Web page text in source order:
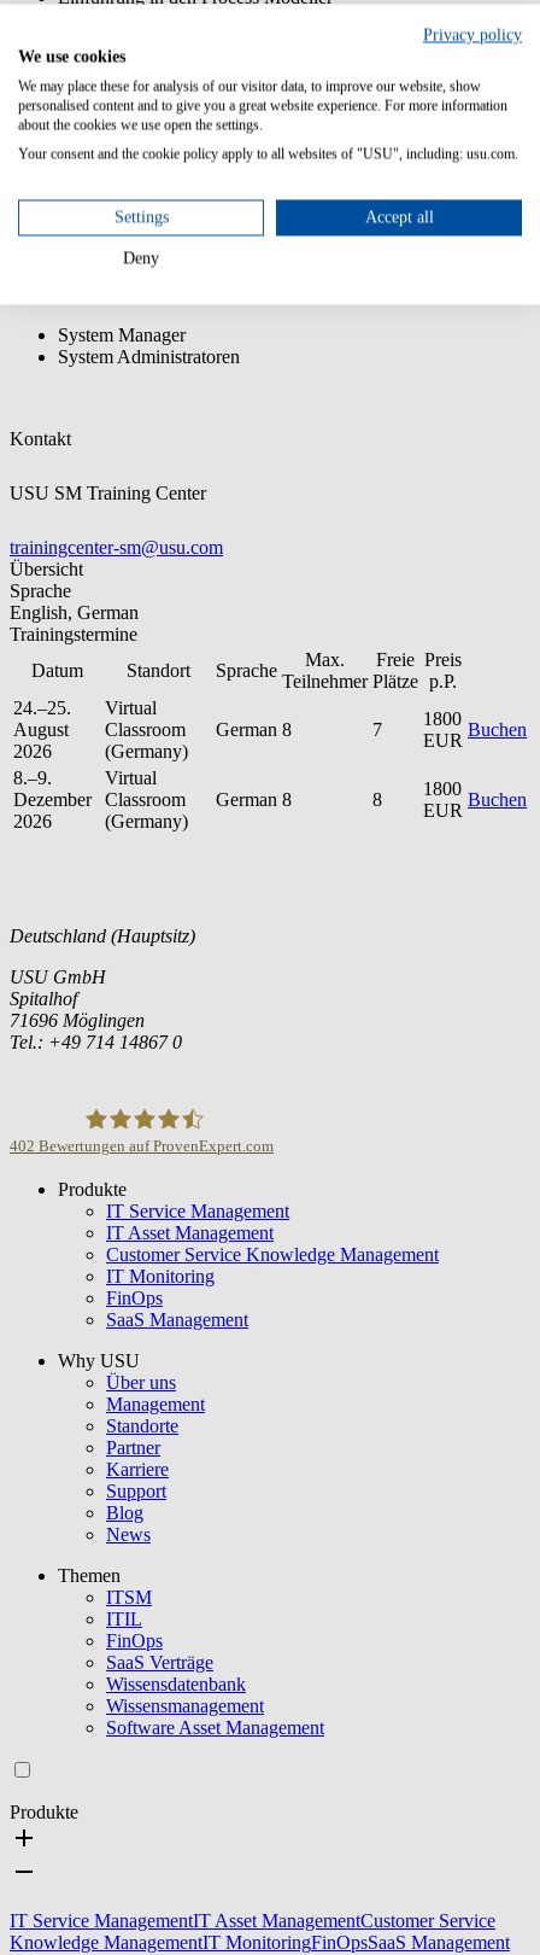
Erstellen und Integrieren von Prozessen für den Service
Request Manager
Transfer der Anpassungen mit dem Customization Transfer
Manager
Vorkenntnisse:
Grundlegende Kenntnisse in BPMN2.0
Workflow Kenntnisse sind vorteilhaft
System Manager
System Administratoren
Kontakt
USU SM Training Center
trainingcenter-sm@usu.com
Übersicht
Sprache
English, German
Trainingstermine
Datum
Standort Sprache
Max.
Teilnehmer
Freie
Plätze
Preis
p.P.
24.–25.
August
2026
Virtual
Classroom
(Germany)
German 8 7
1800
EUR
Buchen
8.–9.
Dezember
2026
Virtual
Classroom
(Germany)
German 8 8
1800
EUR
Buchen
Deutschland (Hauptsitz)
USU GmbH
Spitalhof
71696 Möglingen
Tel.: +49 714 14867 0
USU GmbH
402 Bewertungen auf ProvenExpert.com
Produkte
IT Service Management
IT Asset Management
Customer Service Knowledge Management
IT Monitoring
FinOps
SaaS Management
Why USU
Über uns
Management
Standorte
Partner
Karriere
Support
Blog
News
Themen
ITSM
ITIL
FinOps
SaaS Verträge
Wissensdatenbank
Wissensmanagement
Software Asset Management
Produkte
IT Service ManagementIT Asset ManagementCustomer Service
Knowledge ManagementIT MonitoringFinOpsSaaS Management
Privacy policy
We use cookies
We may place these for analysis of our visitor data, to improve our website, show
personalised content and to give you a great website experience. For more information
about the cookies we use open the settings.
Your consent and the cookie policy apply to all websites of "USU", including: usu.com.
Settings Accept all
Deny